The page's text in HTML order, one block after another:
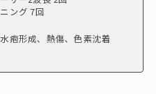
ング 7回
疱形成、熱傷、色素沈着